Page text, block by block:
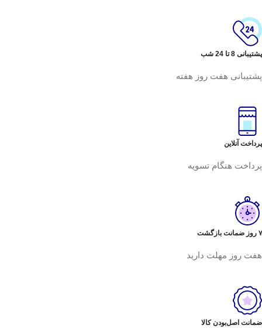
پشتیبانی 8 تا 24 شب
پشتیبانی هفت روز هفته
پرداخت آنلاین
پرداخت هنگام تسویه
۷ روز ضمانت بازگشت
هفت روز مهلت دارید
ضمانت اصل‌بودن کالا